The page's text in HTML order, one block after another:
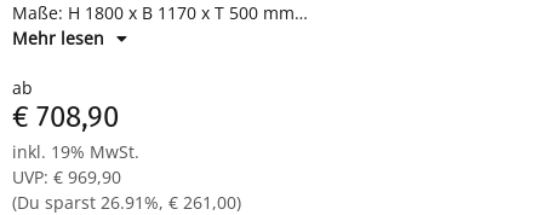
Maße: H 1800 x B 1170 x T 500 mm
Komplett montiert und verschweißt - sofort einsatzbereit
Mehr lesen
ab
€ 708,90
inkl. 19% MwSt.
UVP: € 969,90
(Du sparst 26.91%, € 261,00)